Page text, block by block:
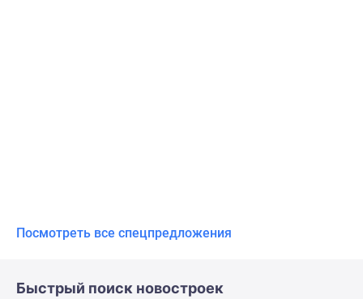
Посмотреть все спецпредложения
Быстрый поиск новостроек